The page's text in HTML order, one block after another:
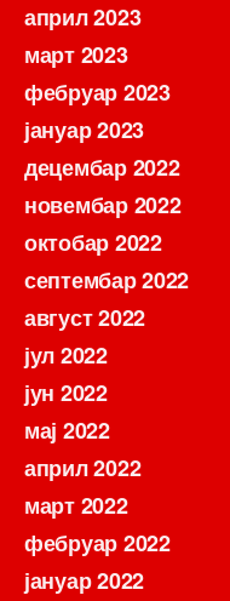
април 2023
март 2023
фебруар 2023
јануар 2023
децембар 2022
новембар 2022
октобар 2022
септембар 2022
август 2022
јул 2022
јун 2022
мај 2022
април 2022
март 2022
фебруар 2022
јануар 2022